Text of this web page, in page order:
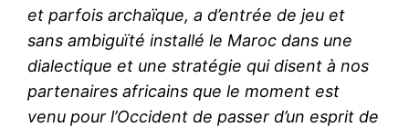
et parfois archaïque, a d’entrée de jeu et
sans ambiguïté installé le Maroc dans une
dialectique et une stratégie qui disent à nos
partenaires africains que le moment est
venu pour l’Occident de passer d’un esprit de